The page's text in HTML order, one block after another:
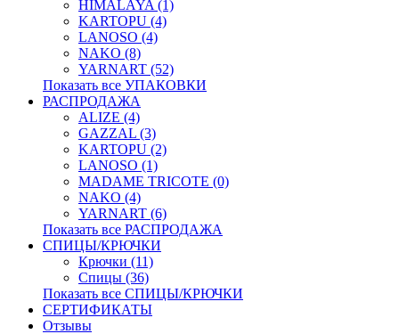
HIMALAYA (1)
KARTOPU (4)
LANOSO (4)
NAKO (8)
YARNART (52)
Показать все УПАКОВКИ
РАСПРОДАЖА
ALIZE (4)
GAZZAL (3)
KARTOPU (2)
LANOSO (1)
MADAME TRICOTE (0)
NAKO (4)
YARNART (6)
Показать все РАСПРОДАЖА
СПИЦЫ/КРЮЧКИ
Крючки (11)
Спицы (36)
Показать все СПИЦЫ/КРЮЧКИ
СЕРТИФИКАТЫ
Отзывы